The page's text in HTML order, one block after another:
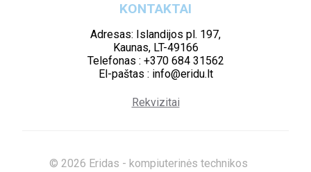
KONTAKTAI
Adresas: Islandijos pl. 197,
Kaunas, LT-49166
Telefonas : +370 684 31562
El-paštas : info@eridu.lt
Rekvizitai
© 2026 Eridas - kompiuterinės technikos